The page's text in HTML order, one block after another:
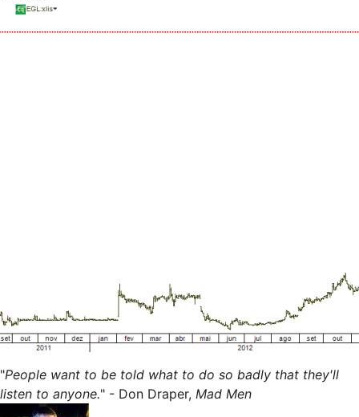
"People want to be told what to do so badly that they'll
listen to anyone." - Don Draper, Mad Men